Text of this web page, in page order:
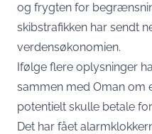
og frygten for
skibstrafikken har sendt
verdensøkonomien.
Ifølge flere oplysninger
sammen med Oman om
potentielt skulle betale
Det har fået